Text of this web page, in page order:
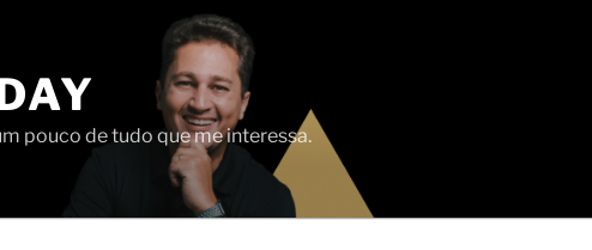
pouco de tudo que me interessa.